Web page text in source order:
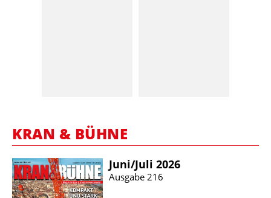
KRAN & BÜHNE
Juni/​Juli 2026
Ausgabe 216